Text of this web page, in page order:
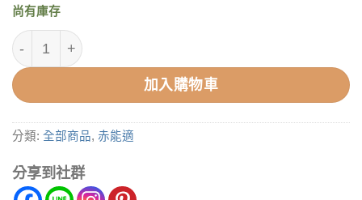
NT$1090。NT$760。
尚有庫存
赤能適足貼 - 遠紅外線(可重複使用) 數量
加入購物車
分類: 全部商品, 赤能適
分享到社群